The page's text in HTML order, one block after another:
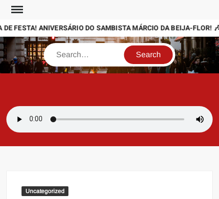
Skip
content
FESTA! ANIVERSÁRIO DO SAMBISTA MÁRCIO DA BEIJA-FLOR! 🎶
Search
Uncategorized